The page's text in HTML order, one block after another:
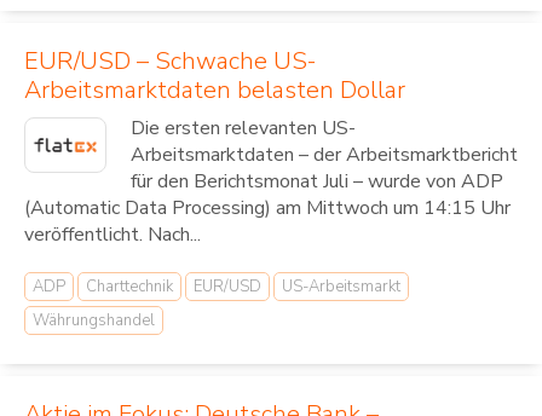
EUR/USD – Schwache US-
Arbeitsmarktdaten belasten Dollar
Die ersten relevanten US-
Arbeitsmarktdaten – der Arbeitsmarktbericht
für den Berichtsmonat Juli – wurde von ADP
(Automatic Data Processing) am Mittwoch um 14:15 Uhr
veröffentlicht. Nach...
ADP Charttechnik EUR/USD
US-Arbeitsmarkt
Währungshandel